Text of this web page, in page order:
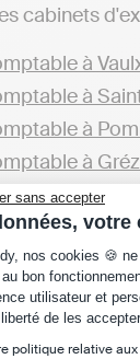
sans accepter
votre
de
nos cookies 🍪
bon
utilisateur et
de les
politique relative
cabinets
à
à
à
à
trouver
dans